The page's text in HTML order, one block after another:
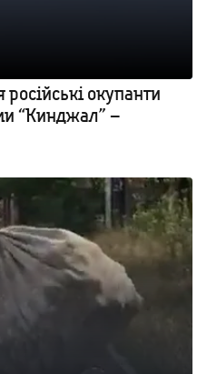
окупанти
“Кинджал” –